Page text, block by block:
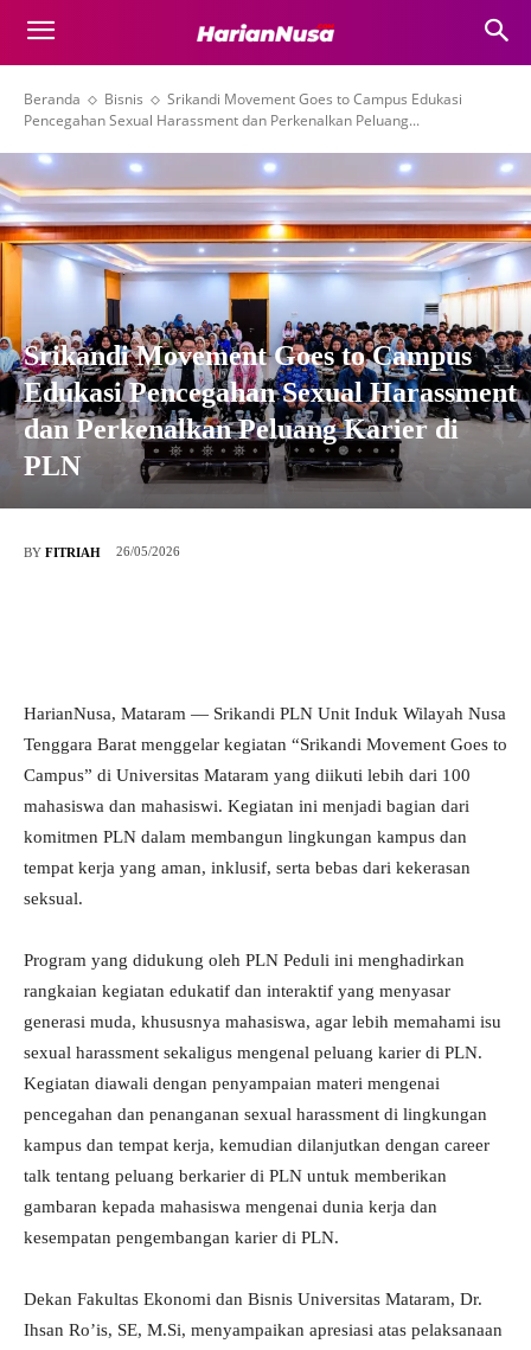
Beranda Bisnis
Srikandi Movement Goes to Campus Edukasi
Pencegahan Sexual Harassment dan Perkenalkan Peluang...
Srikandi Movement Goes to Campus
Edukasi Pencegahan Sexual Harassment
dan Perkenalkan Peluang Karier di
PLN
BY FITRIAH 26/05/2026
HarianNusa, Mataram — Srikandi PLN Unit Induk Wilayah Nusa
Tenggara Barat menggelar kegiatan “Srikandi Movement Goes to
Campus” di Universitas Mataram yang diikuti lebih dari 100
mahasiswa dan mahasiswi. Kegiatan ini menjadi bagian dari
komitmen PLN dalam membangun lingkungan kampus dan
tempat kerja yang aman, inklusif, serta bebas dari kekerasan
seksual.
Program yang didukung oleh PLN Peduli ini menghadirkan
rangkaian kegiatan edukatif dan interaktif yang menyasar
generasi muda, khususnya mahasiswa, agar lebih memahami isu
sexual harassment sekaligus mengenal peluang karier di PLN.
Kegiatan diawali dengan penyampaian materi mengenai
pencegahan dan penanganan sexual harassment di lingkungan
kampus dan tempat kerja, kemudian dilanjutkan dengan career
talk tentang peluang berkarier di PLN untuk memberikan
gambaran kepada mahasiswa mengenai dunia kerja dan
kesempatan pengembangan karier di PLN.
Dekan Fakultas Ekonomi dan Bisnis Universitas Mataram, Dr.
Ihsan Ro’is, SE, M.Si, menyampaikan apresiasi atas pelaksanaan